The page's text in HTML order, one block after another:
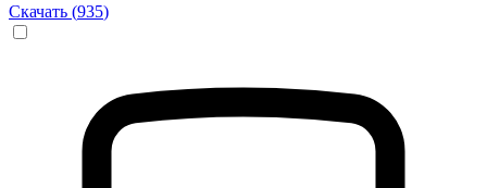
Скачать (935)